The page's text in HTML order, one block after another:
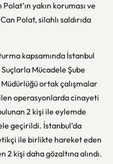
yakın koruması ve
Polat, silahlı saldırıda
kapsamında İstanbul
Mücadele Şube
ortak çalışmalar
operasyonlarda cinayeti
2 kişi ile eylemde
geçirildi. İstanbul’da
ile birlikte hareket eden
kişi daha gözaltına alındı.